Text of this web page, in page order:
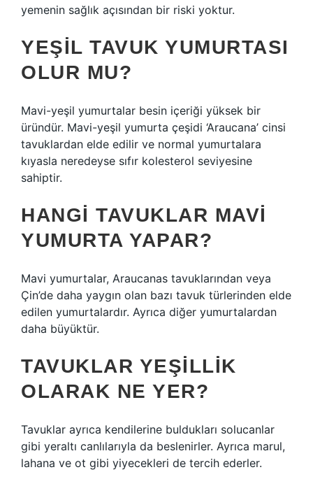
yemenin sağlık açısından bir riski yoktur.
YEŞIL TAVUK YUMURTASI
OLUR MU?
Mavi-yeşil yumurtalar besin içeriği yüksek bir
üründür. Mavi-yeşil yumurta çeşidi ‘Araucana’ cinsi
tavuklardan elde edilir ve normal yumurtalara
kıyasla neredeyse sıfır kolesterol seviyesine
sahiptir.
HANGI TAVUKLAR MAVI
YUMURTA YAPAR?
Mavi yumurtalar, Araucanas tavuklarından veya
Çin’de daha yaygın olan bazı tavuk türlerinden elde
edilen yumurtalardır. Ayrıca diğer yumurtalardan
daha büyüktür.
TAVUKLAR YEŞILLIK
OLARAK NE YER?
Tavuklar ayrıca kendilerine buldukları solucanlar
gibi yeraltı canlılarıyla da beslenirler. Ayrıca marul,
lahana ve ot gibi yiyecekleri de tercih ederler.